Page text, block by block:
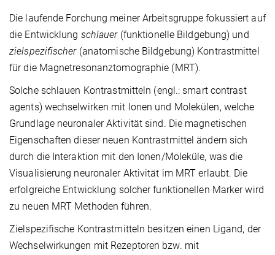
Die laufende Forchung meiner Arbeitsgruppe fokussiert auf
die Entwicklung schlauer(funktionelle Bildgebung) und
zielspezifischer (anatomische Bildgebung) Kontrastmittel
für die Magnetresonanztomographie (MRT).
Solche schlauen Kontrastmitteln (engl.: smart contrast
agents) wechselwirken mit Ionen und Molekülen, welche
Grundlage neuronaler Aktivität sind. Die magnetischen
Eigenschaften dieser neuen Kontrastmittel ändern sich
durch die Interaktion mit den Ionen/Moleküle, was die
Visualisierung neuronaler Aktivität im MRT erlaubt. Die
erfolgreiche Entwicklung solcher funktionellen Marker wird
zu neuen MRT Methoden führen.
Zielspezifische Kontrastmitteln besitzen einen Ligand, der
Wechselwirkungen mit Rezeptoren bzw. mit